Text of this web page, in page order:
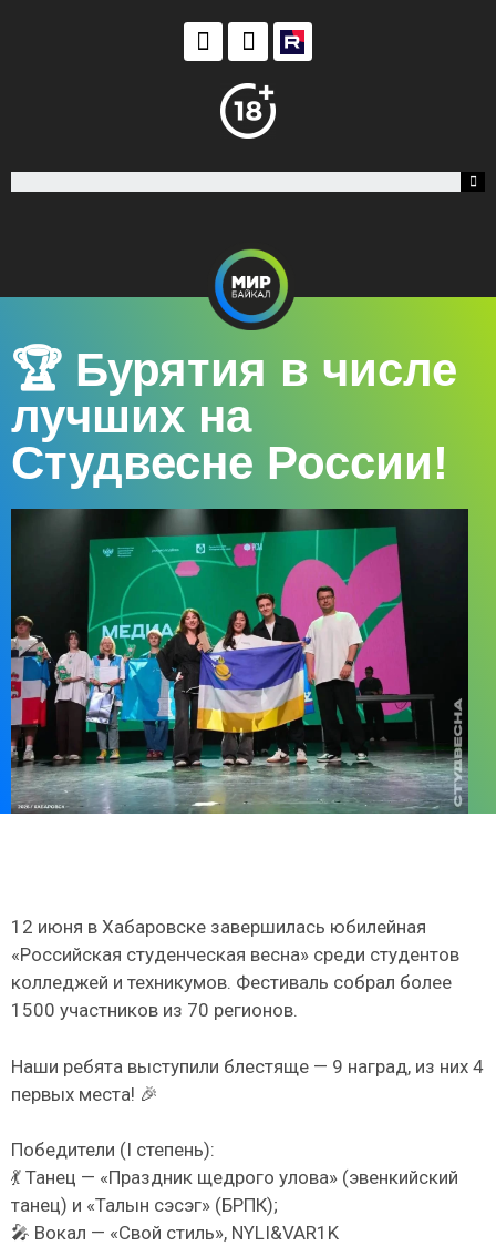
🏆 Бурятия в числе
лучших на
Студвесне России!
12 июня в Хабаровске завершилась юбилейная
«Российская студенческая весна» среди студентов
колледжей и техникумов. Фестиваль собрал более
1500 участников из 70 регионов.
Наши ребята выступили блестяще — 9 наград, из них 4
первых места! 🎉
Победители (I степень):
💃 Танец — «Праздник щедрого улова» (эвенкийский
танец) и «Талын сэсэг» (БРПК);
🎤 Вокал — «Свой стиль», NYLI&VAR1K